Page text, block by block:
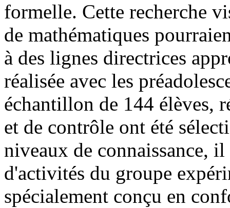
formelle. Cette recherche
de mathématiques
à des lignes directrices
réalisée avec les
échantillon de 144 élèves,
et de contrôle ont été
niveaux de connaissance,
d'activités du groupe
spécialement conçu en